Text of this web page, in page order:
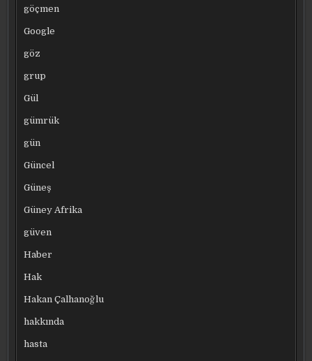
göçmen
Google
göz
grup
Gül
gümrük
gün
Güncel
Güneş
Güney Afrika
güven
Haber
Hak
Hakan Çalhanoğlu
hakkında
hasta